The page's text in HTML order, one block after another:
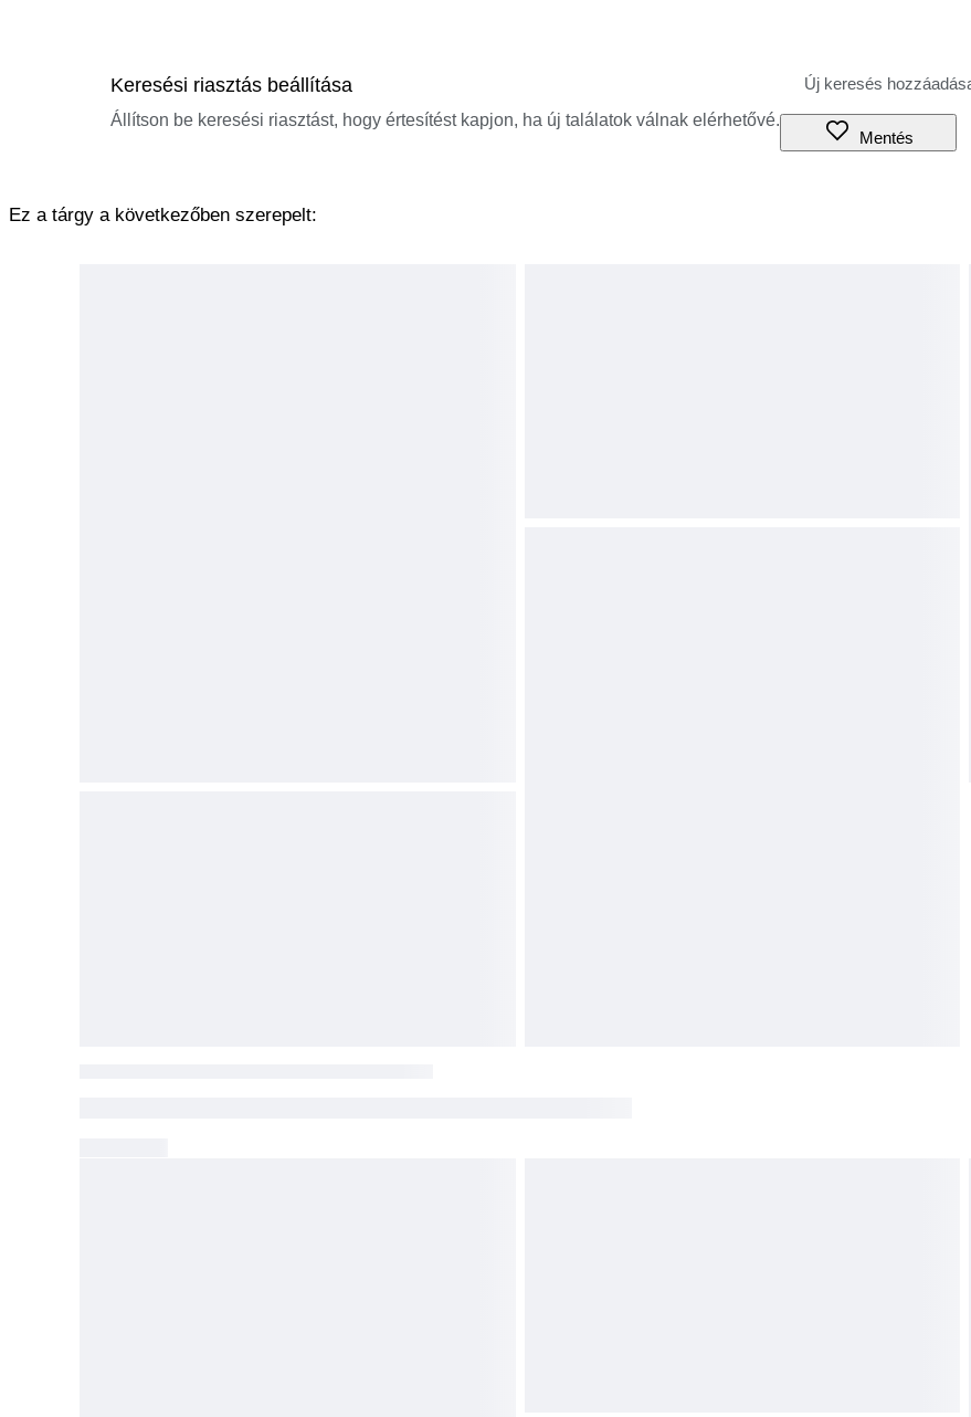
Keresési riasztás beállítása
Állítson be keresési riasztást, hogy értesítést kapjon, ha új találatok válnak elérhetővé.
Mentés
Ez a tárgy a következőben szerepelt: